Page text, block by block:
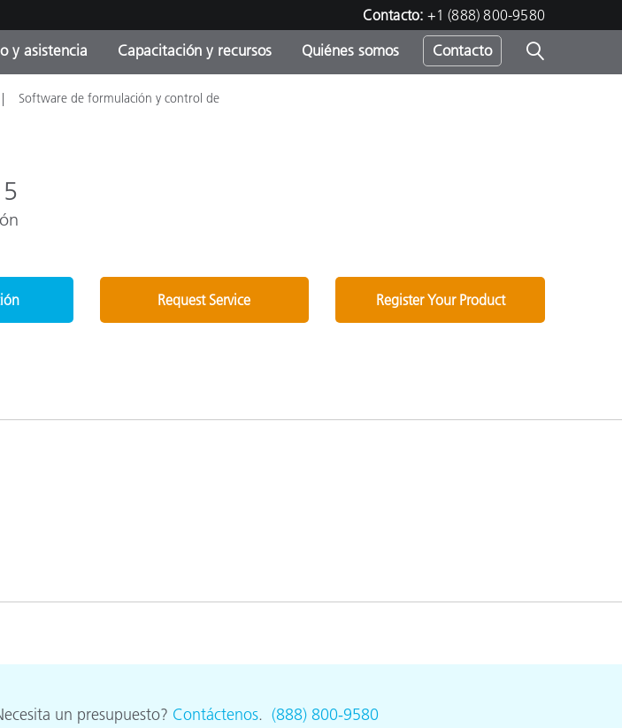
Contacto: +1 (888) 800-9580
Productos fuera de
OEM Display & Printer
Food Color Measurement
y asistencia
Contacte con nuestro equipo
Capacitación y recursos
Consultas y auditorías
Quiénes somos Contacto
Software de formulación y control de
Request Service Register Your Product
un presupuesto? Contáctenos. (888) 800-9580